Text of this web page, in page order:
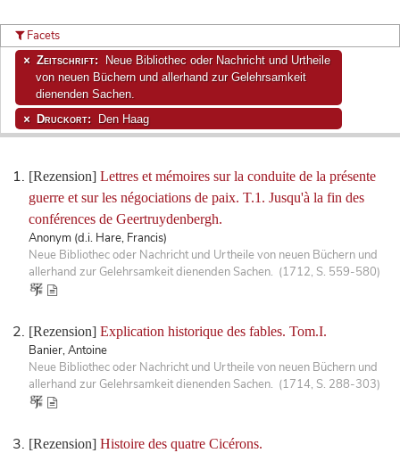
[Rezension] Lettres et mémoires sur la conduite de la présente
guerre et sur les négociations de paix. T.1. Jusqu'à la fin des
conférences de Geertruydenbergh.
Anonym (d.i. Hare, Francis)
Neue Bibliothec oder Nachricht und Urtheile von neuen Büchern und
allerhand zur Gelehrsamkeit dienenden Sachen. (1712, S. 559-580)
[Rezension] Explication historique des fables. Tom.I.
Banier, Antoine
Neue Bibliothec oder Nachricht und Urtheile von neuen Büchern und
allerhand zur Gelehrsamkeit dienenden Sachen. (1714, S. 288-303)
[Rezension] Histoire des quatre Cicérons.
Facets
Zeitschrift:
Neue Bibliothec oder Nachricht und Urtheile
von neuen Büchern und allerhand zur Gelehrsamkeit
dienenden Sachen.
Druckort: Den Haag